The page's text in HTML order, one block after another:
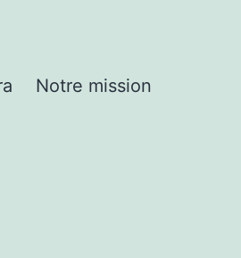
Notre mission